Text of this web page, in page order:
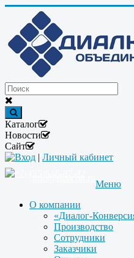
Каталог
Новости
Сайт
Вход | Личный кабинет
Меню
О компании
«Диалог-
Производство
Сотрудники
Заказчики